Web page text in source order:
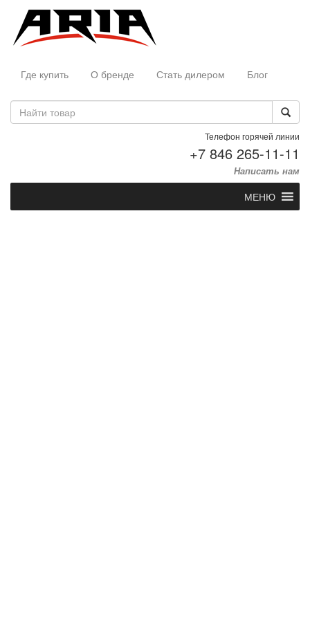
Где купить О бренде Стать дилером Блог
Телефон горячей линии
+7 846 265-11-11
Написать нам
МЕНЮ